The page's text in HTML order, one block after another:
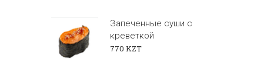
Запеченные суши с
креветкой
770 KZT